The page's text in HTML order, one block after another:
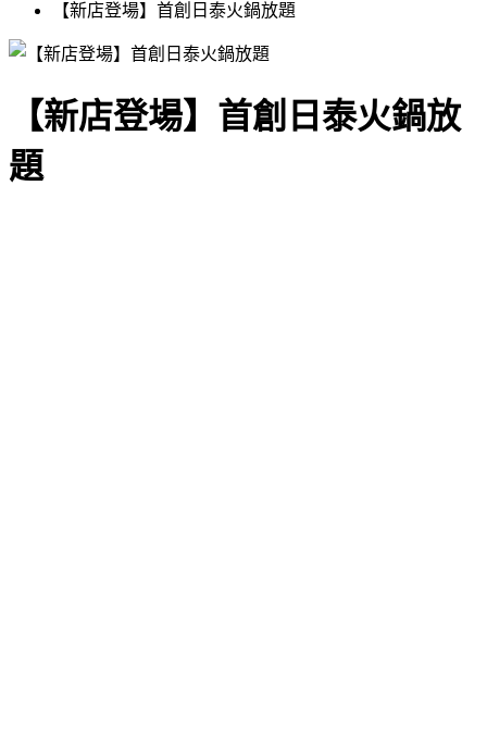
【新店登場】首創日泰火鍋放題
【新店登場】首創日泰火鍋放
題